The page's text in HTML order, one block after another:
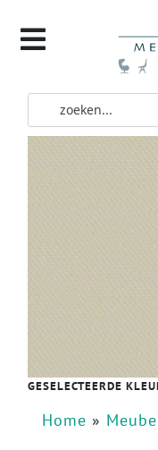
GESELECTEERDE
Home »